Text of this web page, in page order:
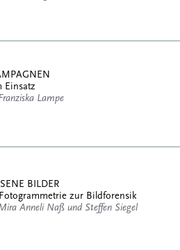
Einsatz
Lampe
BILDER
zur Bildforensik
Anneli Naß und Steffen Siegel